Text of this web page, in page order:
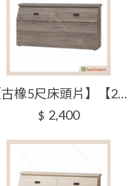
【古橡5尺床頭片】【2026-H205-6】【添興家具】
$ 2,400